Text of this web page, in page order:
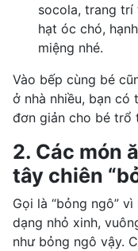
socola, trang trí
hạt óc chó,
miệng nhé.
Vào bếp cùng bé
ở nhà nhiều, bạn có
đơn giản cho bé trổ
2. Các món
tây chiên
Gọi là “bỏng ngô”
dạng nhỏ xinh,
như bỏng ngô vậy.